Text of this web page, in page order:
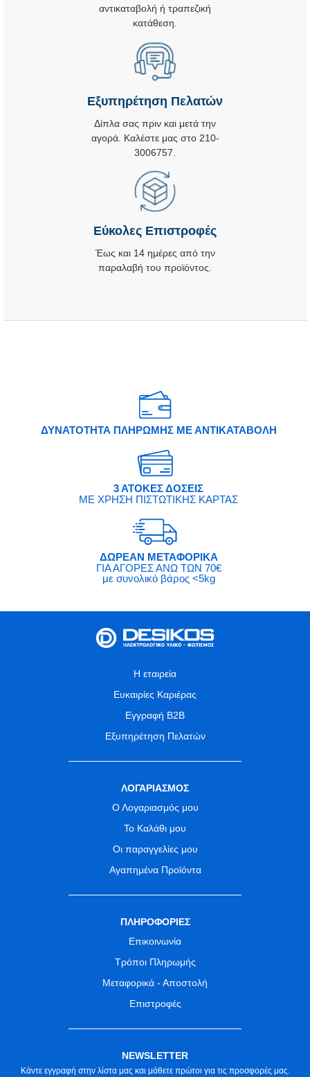
αντικαταβολή ή τραπεζική
κατάθεση.
Εξυπηρέτηση Πελατών
Δίπλα σας πριν και μετά την
αγορά. Καλέστε μας στο 210-
3006757.
Εύκολες Επιστροφές
Έως και 14 ημέρες από την
παραλαβή του προϊόντος.
ΔΥΝΑΤΟΤΗΤΑ ΠΛΗΡΩΜΗΣ ΜΕ ΑΝΤΙΚΑΤΑΒΟΛΗ
3 ΑΤΟΚΕΣ ΔΟΣΕΙΣ
ΜΕ ΧΡΗΣΗ ΠΙΣΤΩΤΙΚΗΣ ΚΑΡΤΑΣ
ΔΩΡΕΑΝ ΜΕΤΑΦΟΡΙΚΑ
ΓΙΑ ΑΓΟΡΕΣ ΑΝΩ ΤΩΝ 70€
με συνολικό βάρος <5kg
Η εταιρεία
Ευκαιρίες Καριέρας
Εγγραφή B2B
Εξυπηρέτηση Πελατών
ΛΟΓΑΡΙΑΣΜΟΣ
Ο Λογαριασμός μου
Το Καλάθι μου
Οι παραγγελίες μου
Αγαπημένα Προϊόντα
ΠΛΗΡΟΦΟΡΙΕΣ
Επικοινωνία
Τρόποι Πληρωμής
Μεταφορικά - Αποστολή
Επιστροφές
NEWSLETTER
Κάντε εγγραφή στην λίστα μας και μάθετε πρώτοι για τις προσφορές μας.